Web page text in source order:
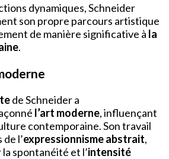
dynamiques, Schneider
son propre parcours artistique
de manière significative à la
.
de Schneider a
l’art moderne, influençant
contemporaine. Son travail
l’expressionnisme abstrait,
spontanéité et l’intensité